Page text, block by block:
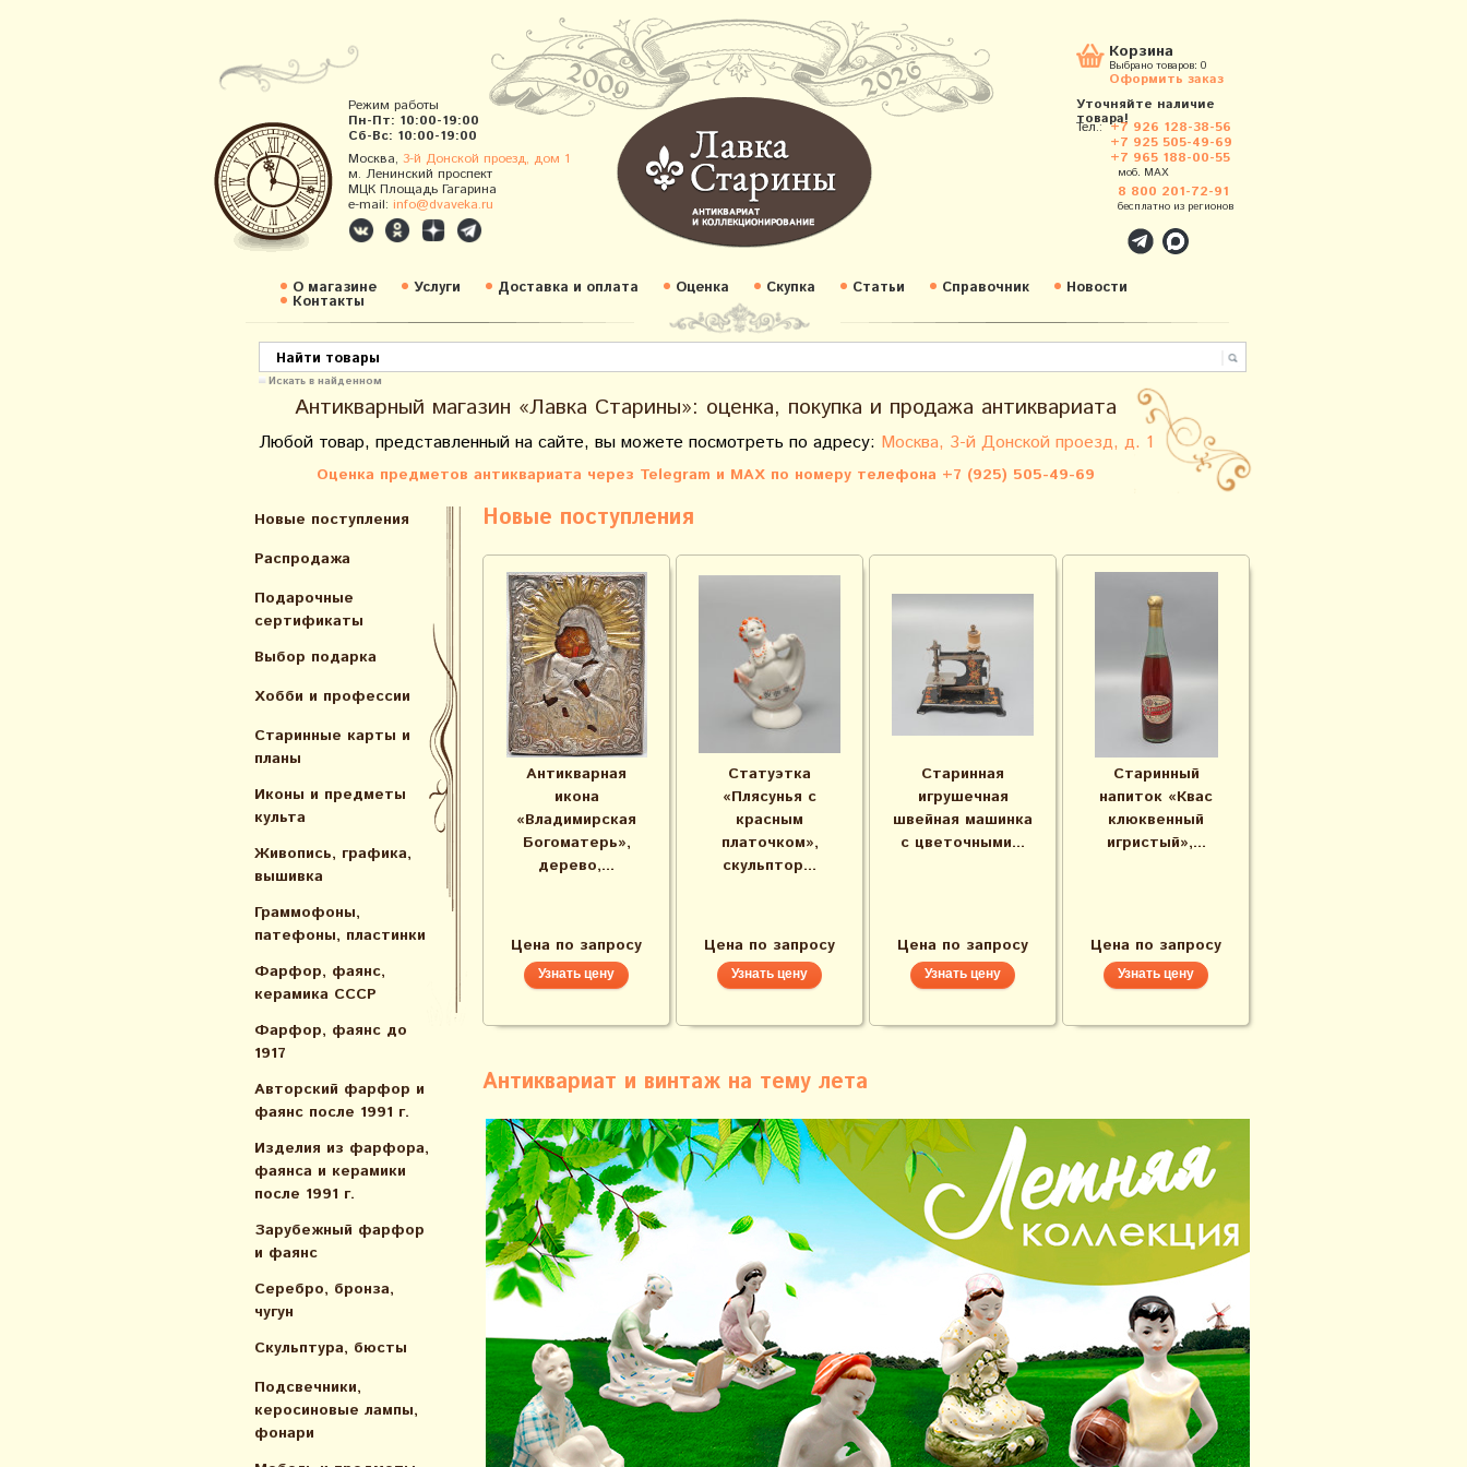
Режим работы
Пн-Пт: 10:00-19:00
Сб-Вс: 10:00-19:00
Москва, 3-й Донской проезд, дом 1
м. Ленинский проспект
МЦК Площадь Гагарина
e-mail: info@dvaveka.ru
Корзина
Выбрано товаров: 0
Оформить заказ
Уточняйте наличие
товара!
Тел.: +7 926 128-38-56
+7 925 505-49-69
+7 965 188-00-55
моб. MAX
8 800 201-72-91
бесплатно из регионов
О магазине Услуги Доставка и оплата Оценка Скупка Статьи Справочник Новости
Контакты
Искать в найденном
Антикварный магазин «Лавка Старины»: оценка, покупка и продажа антиквариата
Любой товар, представленный на сайте, вы можете посмотреть по адресу: Москва, 3-й Донской проезд, д. 1
Оценка предметов антиквариата через Telegram и MAX по номеру телефона +7 (925) 505-49-69
Новые поступления
Распродажа
Подарочные
сертификаты
Выбор подарка
Хобби и профессии
Старинные карты и
планы
Иконы и предметы
культа
Живопись, графика,
вышивка
Граммофоны,
патефоны, пластинки
Фарфор, фаянс,
керамика СССР
Фарфор, фаянс до
1917
Авторский фарфор и
фаянс после 1991 г.
Изделия из фарфора,
фаянса и керамики
после 1991 г.
Зарубежный фарфор
и фаянс
Серебро, бронза,
чугун
Скульптура, бюсты
Подсвечники,
керосиновые лампы,
фонари
Новые поступления
Антикварная
икона
«Владимирская
Богоматерь»,
дерево,...
Цена по запросу
Узнать цену
Статуэтка
«Плясунья с
красным
платочком»,
скульптор...
Цена по запросу
Узнать цену
Старинная
игрушечная
швейная машинка
с цветочными...
Цена по запросу
Узнать цену
Старинный
напиток «Квас
клюквенный
игристый»,...
Цена по запросу
Узнать цену
Антиквариат и винтаж на тему лета